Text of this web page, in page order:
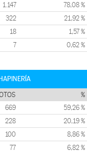
1.147 78,08 %
322 21,92 %
18 1,57 %
7 0,62 %
%
669 59,26 %
228 20,19 %
100 8,86 %
77 6,82 %